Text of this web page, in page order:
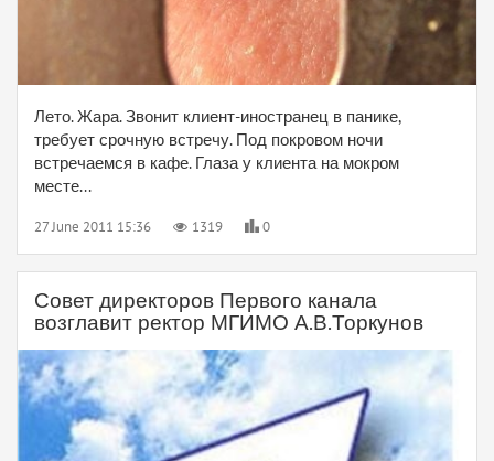
Лето. Жара. Звонит клиент-иностранец в панике,
требует срочную встречу. Под покровом ночи
встречаемся в кафе. Глаза у клиента на мокром
месте...
27 June 2011 15:36 1319 0
Совет директоров Первого канала
возглавит ректор МГИМО А.В.Торкунов